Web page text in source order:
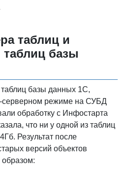
таблиц и
таблиц базы
базы данных 1С,
серверном режиме на СУБД
обработку с Инфостарта
что ни у одной из таблиц
Результат после
версий объектов